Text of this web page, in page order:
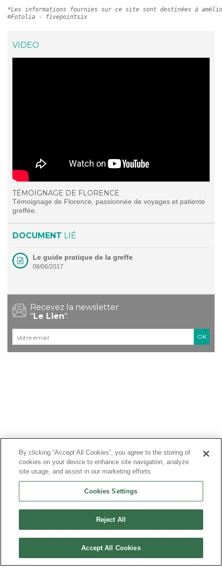
*Les informations fournies sur ce site sont destinées à
©Fotolia - fivepointsix
VIDEO
TÉMOIGNAGE DE FLORENCE
Témoignage de Florence, passionnée de voyages et patiente
greffée.
DOCUMENT LIÉ
Le guide pratique de la greffe
08/06/2017
Recevez la newsletter
"Le Lien".
Courriel*
PLAN DU SITE
MENTIONS LÉGALES
By clicking “Accept All Cookies”, you agree to the storing of
cookies on your device to enhance site navigation, analyze
site usage, and assist in our marketing efforts.
Cookies Settings
Reject All
Accept All Cookies